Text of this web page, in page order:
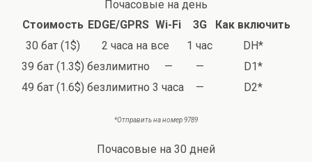
Почасовые на день
Стоимость EDGE/GPRS Wi-Fi 3G
Как включить
30 бат (1$)
2 часа на все 1 час
DH*
39 бат (1.3$) безлимитно — —
D1*
49 бат (1.6$) безлимитно 3 часа — D2*
*Отправить на номер 9789
Почасовые на 30 дней